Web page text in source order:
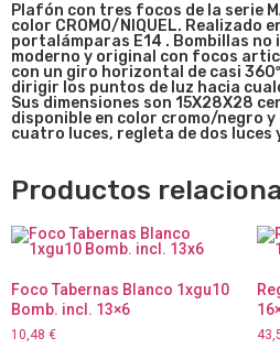
Plafón con tres focos de la serie
color CROMO/NIQUEL. Realizado
portalámparas E14 . Bombillas no
moderno y original con focos
con un giro horizontal de casi
dirigir los puntos de luz hacia
Sus dimensiones son 15X28X28
disponible en color cromo/negro
cuatro luces, regleta de dos luces
Productos
Foco Tabernas Blanco 1xgu10
Bomb. incl. 13×6
10,48 €